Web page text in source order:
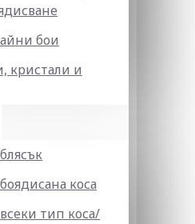
бои
кристали и
коса
тип коса/